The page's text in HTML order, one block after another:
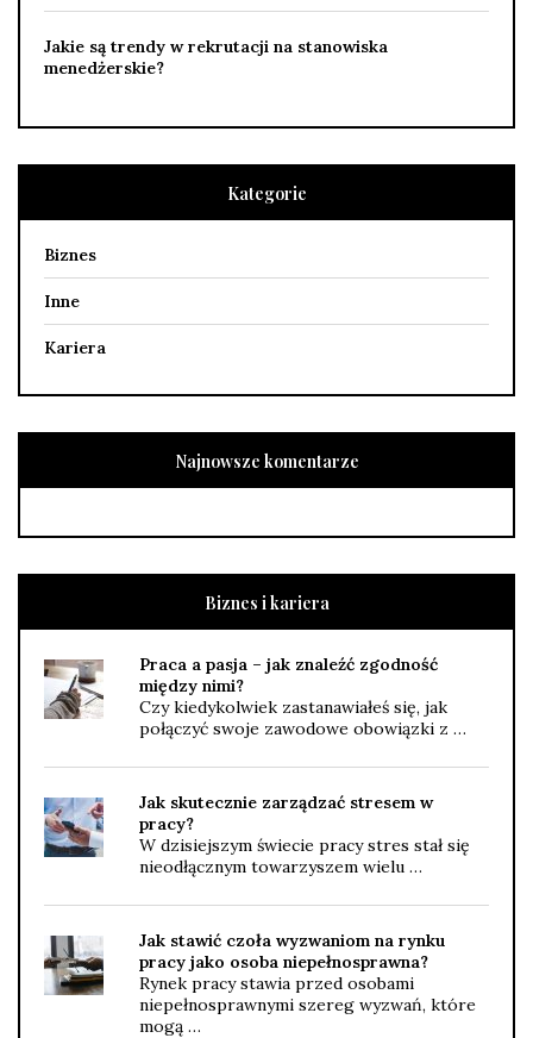
Jakie są trendy w rekrutacji na stanowiska
menedżerskie?
Kategorie
Biznes
Inne
Kariera
Najnowsze komentarze
Biznes i kariera
Praca a pasja – jak znaleźć zgodność
między nimi?
Czy kiedykolwiek zastanawiałeś się, jak
połączyć swoje zawodowe obowiązki z …
Jak skutecznie zarządzać stresem w
pracy?
W dzisiejszym świecie pracy stres stał się
nieodłącznym towarzyszem wielu …
Jak stawić czoła wyzwaniom na rynku
pracy jako osoba niepełnosprawna?
Rynek pracy stawia przed osobami
niepełnosprawnymi szereg wyzwań, które
mogą …